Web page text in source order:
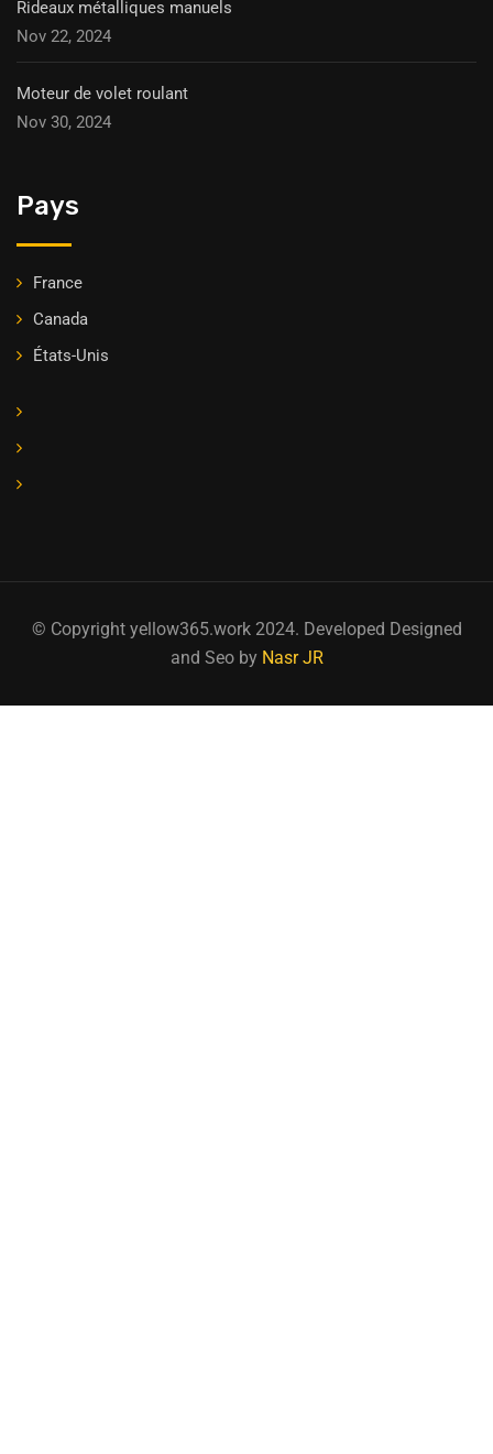
Rideaux métalliques manuels
Nov 22, 2024
Moteur de volet roulant
Nov 30, 2024
Pays
France
Canada
États-Unis
© Copyright yellow365.work 2024. Developed Designed
and Seo by Nasr JR